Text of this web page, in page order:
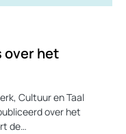
over het
Cultuur en Taal
over het
de…